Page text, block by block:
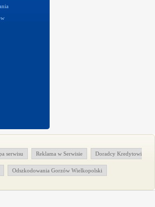
serwisu Reklama w Serwisie Doradcy Kredytowi
Odszkodowania Gorzów Wielkopolski